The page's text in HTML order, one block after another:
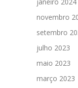
novembro
setembro
julho 2023
maio 2023
março 2023